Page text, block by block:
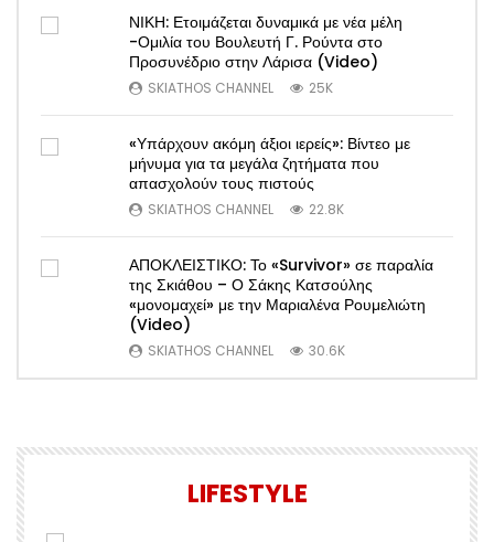
ΝΙΚΗ: Ετοιμάζεται δυναμικά με νέα μέλη
-Ομιλία του Βουλευτή Γ. Ρούντα στο
Προσυνέδριο στην Λάρισα (Video)
SKIATHOS CHANNEL 25K
«Υπάρχουν ακόμη άξιοι ιερείς»: Βίντεο με
μήνυμα για τα μεγάλα ζητήματα που
απασχολούν τους πιστούς
SKIATHOS CHANNEL 22.8K
ΑΠΟΚΛΕΙΣΤΙΚΟ: Το «Survivor» σε παραλία
της Σκιάθου – Ο Σάκης Κατσούλης
«μονομαχεί» με την Μαριαλένα Ρουμελιώτη
(Video)
SKIATHOS CHANNEL 30.6K
LIFESTYLE